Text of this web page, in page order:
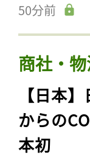
50分前
商社・
【日本
からの
本初